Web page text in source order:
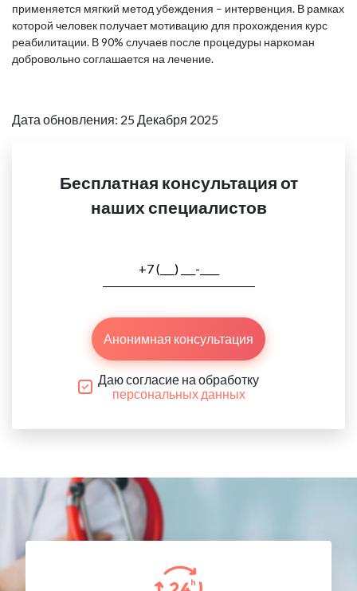
применяется мягкий метод убеждения – интервенция. В рамках
которой человек получает мотивацию для прохождения курс
реабилитации. В 90% случаев после процедуры наркоман
добровольно соглашается на лечение.
Дата обновления: 25 Декабря 2025
Бесплатная консультация от
наших специалистов
Анонимная консультация
Даю согласие на обработку
персональных данных